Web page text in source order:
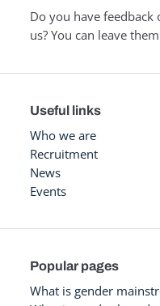
Do you have
us? You can leave
Useful links
Who we are
Recruitment
News
Events
Popular pages
What is gender